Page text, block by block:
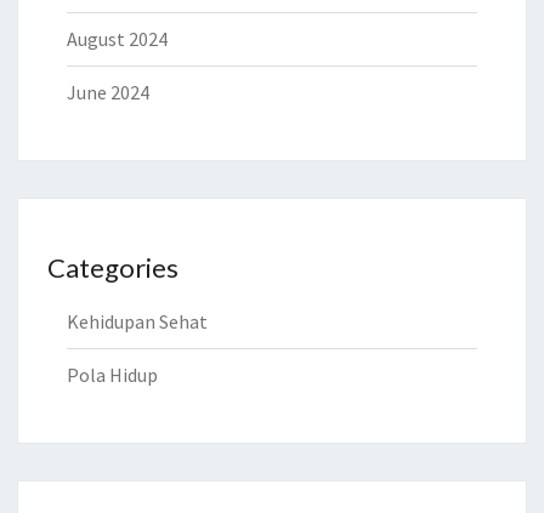
August 2024
June 2024
Categories
Kehidupan Sehat
Pola Hidup